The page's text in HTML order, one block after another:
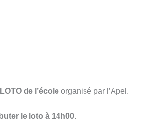
LOTO de l’école organisé par l’Apel.
le loto à 14h00.